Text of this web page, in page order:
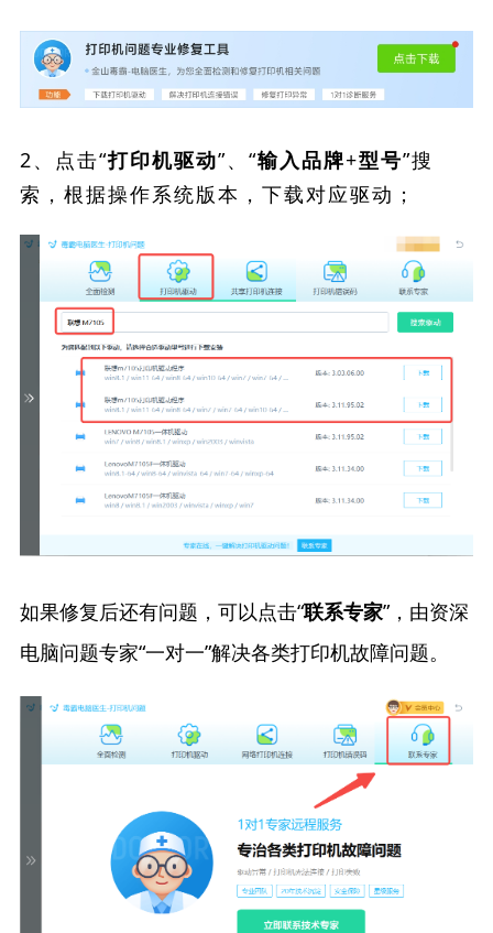
2、点击“打印机驱动”、“输入品牌+型号”搜
索，根据操作系统版本，下载对应驱动；
如果修复后还有问题，可以点击“联系专家”，由资深
电脑问题专家“一对一”解决各类打印机故障问题。